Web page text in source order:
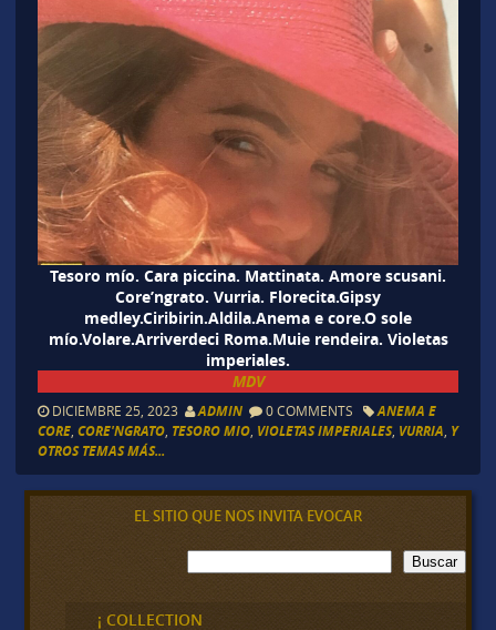
Tesoro mío. Cara piccina. Mattinata. Amore scusani.
Core’ngrato. Vurria. Florecita.Gipsy
medley.Ciribirin.Aldila.Anema e core.O sole
mío.Volare.Arriverdeci Roma.Muie rendeira. Violetas
imperiales.
MDV
DICIEMBRE 25, 2023 ADMIN 0 COMMENTS
ANEMA E
CORE, CORE'NGRATO, TESORO MIO, VIOLETAS IMPERIALES, VURRIA Y
OTROS TEMAS MÁS...
EL SITIO QUE NOS INVITA EVOCAR
B
u
c
Buscar
¡ COLLECTION